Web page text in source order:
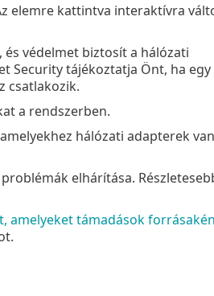
elemre kattintva interaktívra
védelmet biztosít a hálózati
Security tájékoztatja Önt, ha
csatlakozik.
a rendszerben.
hálózati adapterek
elhárítása.
amelyeket támadások